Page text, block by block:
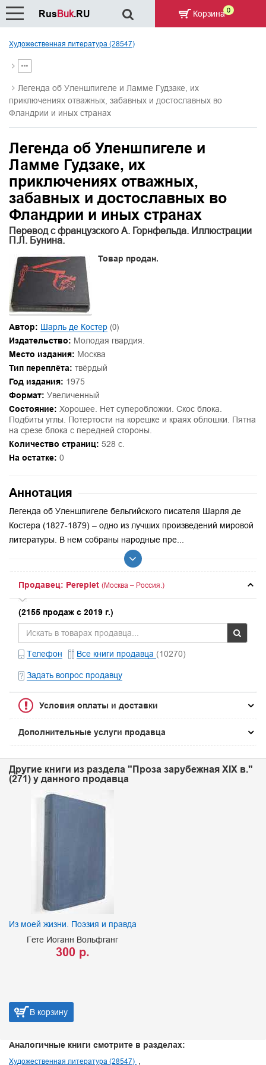
Художественная литература (28547)
Легенда об Уленшпигеле и Ламме Гудзаке, их
приключениях отважных, забавных и достославных во
Фландрии и иных странах
Легенда об Уленшпигеле и
Ламме Гудзаке, их
приключениях отважных,
забавных и достославных во
Фландрии и иных странах
Перевод с французского А. Горнфельда. Иллюстрации
П.Л. Бунина.
Товар продан.
Автор: Шарль де Костер (0)
Издательство: Молодая гвардия.
Место издания: Москва
Тип переплёта: твёрдый
Год издания: 1975
Формат: Увеличенный
Состояние: Хорошее. Нет суперобложки. Скос блока.
Подбиты углы. Потертости на корешке и краях облошки. Пятна
на срезе блока с передней стороны.
Количество страниц: 528 с.
На остатке: 0
Аннотация
Легенда об Уленшпигеле бельгийского писателя Шарля де
Костера (1827-1879) – одно из лучших произведений мировой
литературы. В нем собраны народные пре...
Продавец: Pereplet (Москва – Россия.)
(2155 продаж с 2019 г.)
Телефон Все книги продавца (10270)
Задать вопрос продавцу
Условия оплаты и доставки
Дополнительные услуги продавца
Другие книги из раздела "Проза зарубежная XIX в."
(271) у данного продавца
Из моей жизни. Поэзия и правда
Гете Иоганн Вольфганг
300 р.
В корзину
Аналогичные книги смотрите в разделах:
Художественная литература (28547)
RusBuk.RU Корзина 0